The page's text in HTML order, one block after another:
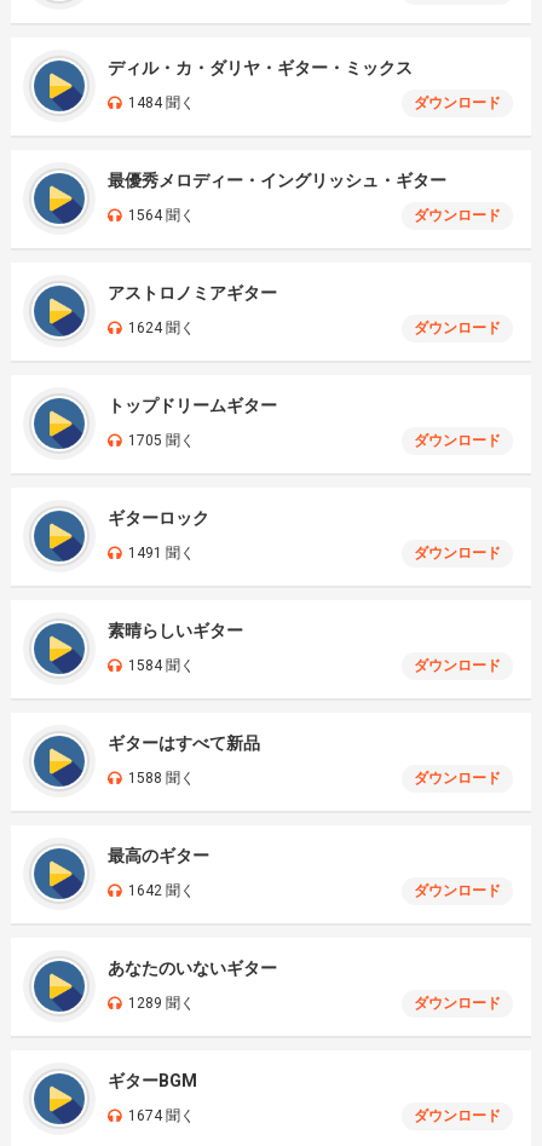
ディル・カ・ダリヤ・ギター・ミックス
1484 聞く ダウンロード
最優秀メロディー・イングリッシュ・ギター
1564 聞く ダウンロード
アストロノミアギター
1624 聞く ダウンロード
トップドリームギター
1705 聞く ダウンロード
ギターロック
1491 聞く ダウンロード
素晴らしいギター
1584 聞く ダウンロード
ギターはすべて新品
1588 聞く ダウンロード
最高のギター
1642 聞く ダウンロード
あなたのいないギター
1289 聞く ダウンロード
ギターBGM
1674 聞く ダウンロード